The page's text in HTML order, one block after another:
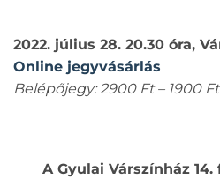
2022. július 28. 20.30 óra,
Online jegyvásárlás
Belépőjegy: 2900 Ft – 1900 Ft
A Gyulai Várszínház